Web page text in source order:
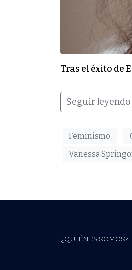
Tras el éxito de
Seguir leyendo
Feminismo
Vanessa
¿QUIÉNES SOMOS?